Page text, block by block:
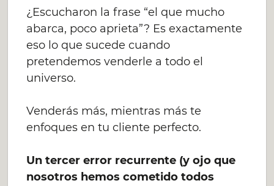
¿Escucharon la frase “el que mucho
abarca, poco aprieta”? Es exactamente
eso lo que sucede cuando
pretendemos venderle a todo el
universo.
Venderás más, mientras más te
enfoques en tu cliente perfecto.
Un tercer error recurrente (y ojo que
nosotros hemos cometido todos